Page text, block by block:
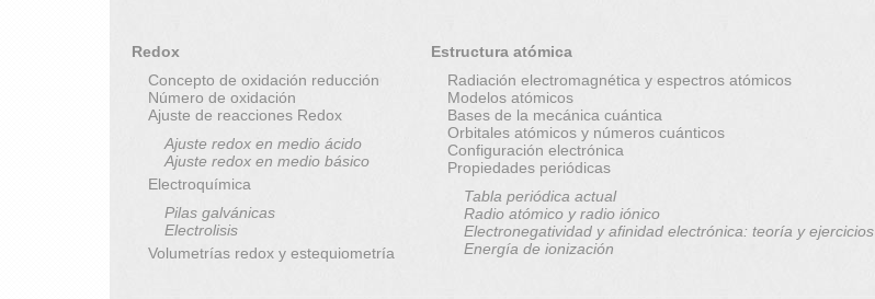
Redox
Concepto de oxidación reducción
Número de oxidación
Ajuste de reacciones Redox
Ajuste redox en medio ácido
Ajuste redox en medio básico
Electroquímica
Pilas galvánicas
Electrolisis
Volumetrías redox y estequiometría
Estructura atómica
Radiación electromagnética y espectros atómicos
Modelos atómicos
Bases de la mecánica cuántica
Orbitales atómicos y números cuánticos
Configuración electrónica
Propiedades periódicas
Tabla periódica actual
Radio atómico y radio iónico
Electronegatividad y afinidad electrónica: teoría y ejercicios
Energía de ionización